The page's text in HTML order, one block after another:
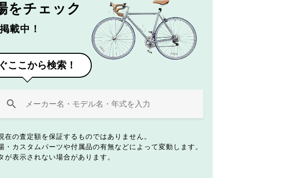
をチェック
載中！
ここから検索！
の査定額を保証するものではありません。
カスタムパーツや付属品の有無などによって変動します。
表示されない場合があります。